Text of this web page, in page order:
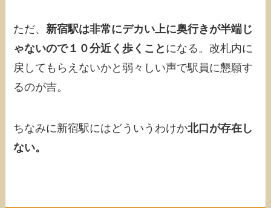
ただ、新宿駅は非常にデカい上に奥行きが半端じ
ゃないので１０分近く歩くこと になる。改札内に
戻してもらえないかと弱々しい声で駅員に懇願す
るのが吉。
ちなみに新宿駅にはどういうわけか北口が存在し
ない。